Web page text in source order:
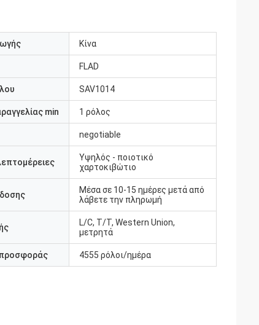
Κίνα
FLAD
SAV1014
min 1 ρόλος
negotiable
Υψηλός - ποιοτικό
χαρτοκιβώτιο
Μέσα σε 10-15 ημέρες μετά από
λάβετε την πληρωμή
L/C, T/T, Western Union,
μετρητά
4555 ρόλοι/ημέρα